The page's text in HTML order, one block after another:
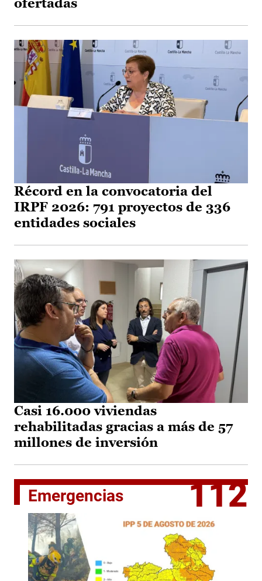
ofertadas
Récord en la convocatoria del
IRPF 2026: 791 proyectos de 336
entidades sociales
Casi 16.000 viviendas
rehabilitadas gracias a más de 57
millones de inversión
Emergencias 112